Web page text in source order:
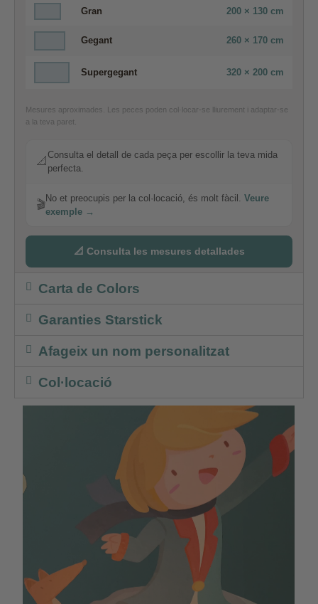
Gran 200 × 130 cm
Gegant 260 × 170 cm
Supergegant 320 × 200 cm
Mesures aproximades. Les peces poden col·locar-se lliurement i adaptar-se
a la teva paret.
📐
Consulta el detall de cada peça per escollir la teva mida
perfecta.
🎬
No et preocupis per la col·locació, és molt fàcil. Veure
exemple →
📐 Consulta les mesures detallades
Carta de Colors
Garanties Starstick
Afageix un nom personalitzat
Col·locació